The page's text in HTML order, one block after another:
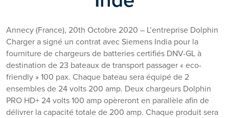
Annecy (France), 20th Octobre 2020 – L’entreprise Dolphin
Charger a signé un contrat avec Siemens India pour la
fourniture de chargeurs de batteries certifiés DNV-GL à
destination de 23 bateaux de transport passager « eco-
friendly » 100 pax. Chaque bateau sera équipé de 2
ensembles de 24 volts 200 amp. Deux chargeurs Dolphin
PRO HD+ 24 volts 100 amp opèreront en parallèle afin de
délivrer la capacité totale de 200 amp. Chaque produit sera